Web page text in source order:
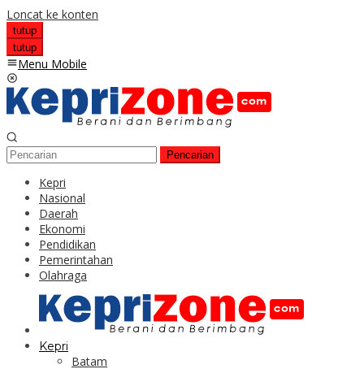
Loncat ke konten
tutup
tutup
Menu Mobile
Pencarian
Kepri
Nasional
Daerah
Ekonomi
Pendidikan
Pemerintahan
Olahraga
Kepri
Batam